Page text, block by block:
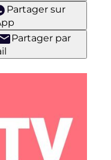
Partager sur
Partager par